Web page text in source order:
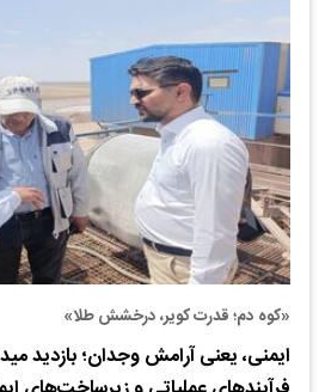
«کوه دم؛ قدرت کویر، درخشش طلا»
ایمنی، یعنی آرامش وجدان؛ بازدید